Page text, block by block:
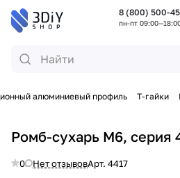
8 (800) 500-
пн-пт
алюминиевый профиль Т-гайки
Ромб-сухарь М6, серия
0 Нет отзывовАрт. 4417